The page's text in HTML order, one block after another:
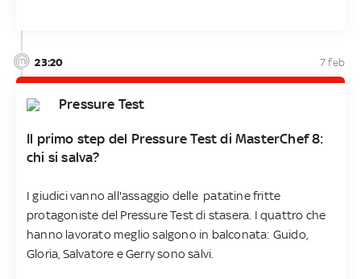
23:20 7 feb
Pressure Test
Il primo step del Pressure Test di MasterChef 8:
chi si salva?
I giudici vanno all'assaggio delle patatine fritte
protagoniste del Pressure Test di stasera. I quattro che
hanno lavorato meglio salgono in balconata: Guido,
Gloria, Salvatore e Gerry sono salvi.